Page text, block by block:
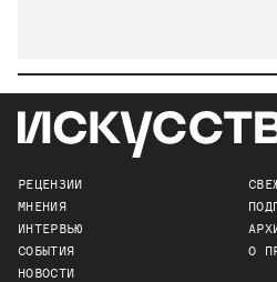
РЕЦЕНЗИИ
МНЕНИЯ
ИНТЕРВЬЮ
СОБЫТИЯ
НОВОСТИ
О